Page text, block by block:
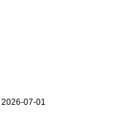
2026-07-01